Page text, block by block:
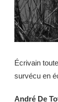
Écrivain
survécu en
André De